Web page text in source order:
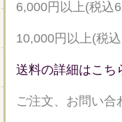
6,000円以上(税込
10,000円以上(税
送料の詳細はこち
ご注文、お問い